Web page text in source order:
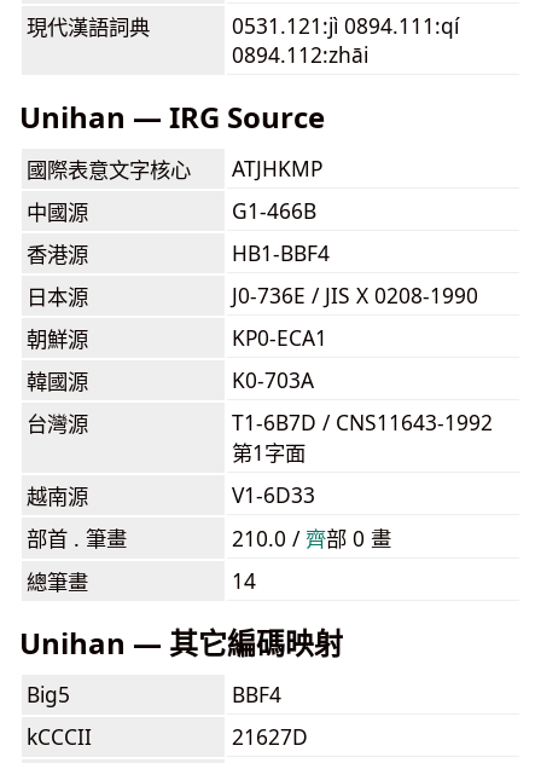
現代漢語詞典
0531.121:jì 0894.111:qí
0894.112:zhāi
Unihan — IRG Source
國際表意文字核心
ATJHKMP
中國源
G1-466B
香港源
HB1-BBF4
日本源
J0-736E / JIS X 0208-1990
朝鮮源
KP0-ECA1
韓國源
K0-703A
台灣源
T1-6B7D / CNS11643-1992
第1字面
越南源
V1-6D33
部首 . 筆畫
210.0 /⿑部 0 畫
總筆畫
14
Unihan — 其它編碼映射
Big5
BBF4
kCCCII
21627D